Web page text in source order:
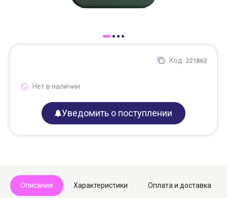
Код: 221863
Нет в наличии
Уведомить о поступлении
Описание Характеристики Оплата и доставка